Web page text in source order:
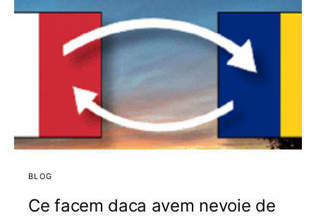
BLOG
Ce facem daca avem nevoie de